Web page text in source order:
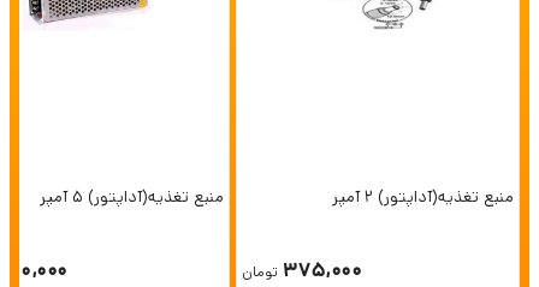
منبع تغذیه(آداپتور) 2 آمپر
375,000 تومان
منبع تغذیه(آداپتور) 5 آمپر